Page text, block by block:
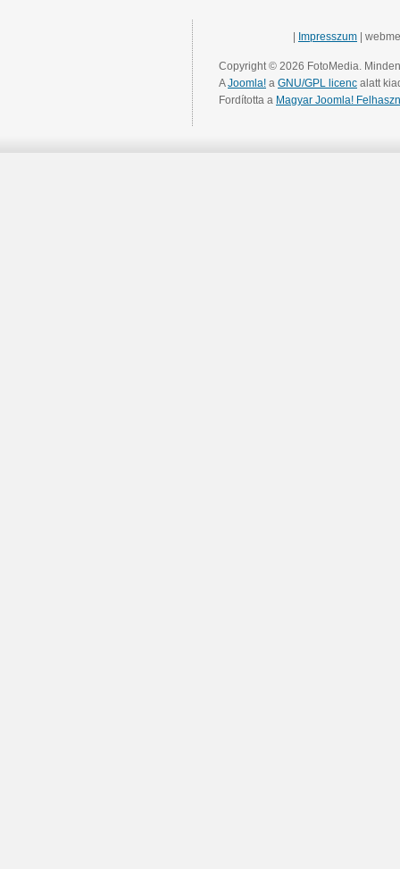
Impresszum |
Copyright © 2026 FotoMedia.
AJoomla! a GNU/GPL licenc alatt
Fordította a Magyar Joomla!